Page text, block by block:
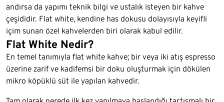
andırsa da yapımı teknik bilgi ve ustalık isteyen bir kahve
çeşididir. Flat white, kendine has dokusu dolayısıyla keyifli
içim sunan özel kahvelerden biri olarak kabul edilir.
Flat White Nedir?
En temel tanımıyla flat white kahve; bir veya iki atış espresso
üzerine zarif ve kadifemsi bir doku oluşturmak için dökülen
mikro köpüklü süt ile yapılan kahvedir.